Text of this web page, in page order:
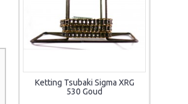
Ketting Tsubaki Sigma XRG
530 Goud